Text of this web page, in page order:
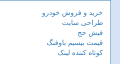
خرید و فروش خودرو
طراحی سایت
فیش حج
قیمت بیسیم باوفنگ
کوتاه کننده لینک